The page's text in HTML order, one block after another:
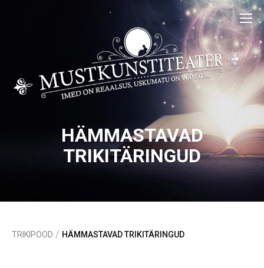
HÄMMASTAVAD
TRIKITÄRINGUD
TRIKIPOOD / HÄMMASTAVAD TRIKITÄRINGUD